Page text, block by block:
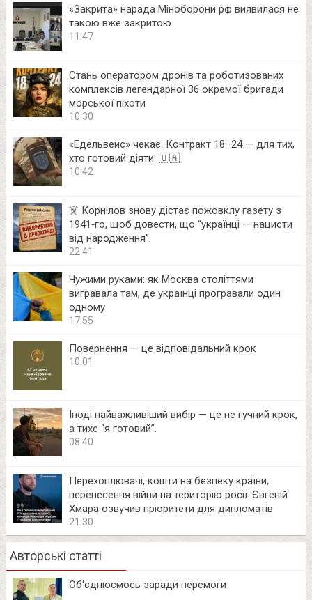
«Закрита» нарада Міноборони рф виявилася не
такою вже закритою
11:47
Стань оператором дронів та роботизованих
комплексів легендарної 36 окремої бригади
морської піхоти
10:30
«Едельвейс» чекає. Контракт 18–24 — для тих,
хто готовий діяти. 🇺🇦
10:42
☠️ Корнілов знову дістає пожовклу газету з
1941‑го, щоб довести, що “українці — нацисти
від народження”.
22:41
Чужими руками: як Москва століттями
вигравала там, де українці програвали один
одному
17:55
Повернення — це відповідальний крок
10:01
Іноді найважливіший вибір — це не гучний крок,
а тихе “я готовий”.
08:40
Перехоплювачі, кошти на безпеку країни,
перенесення війни на територію росії: Євгеній
Хмара озвучив пріоритети для дипломатів
21:30
Авторські статті
Об‘єднюємось заради перемоги